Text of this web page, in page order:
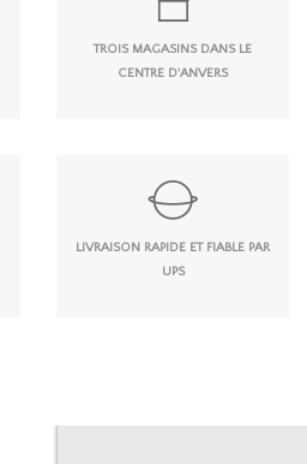
TROIS MAGASINS DANS LE
CENTRE D'ANVERS
LIVRAISON RAPIDE ET FIABLE PAR
UPS